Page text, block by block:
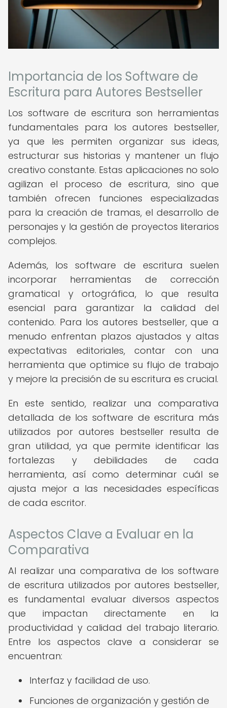
Importancia de los Software de
Escritura para Autores Bestseller
Los software de escritura son herramientas
fundamentales para los autores bestseller,
ya que les permiten organizar sus ideas,
estructurar sus historias y mantener un flujo
creativo constante. Estas aplicaciones no solo
agilizan el proceso de escritura, sino que
también ofrecen funciones especializadas
para la creación de tramas, el desarrollo de
personajes y la gestión de proyectos literarios
complejos.
Además, los software de escritura suelen
incorporar herramientas de corrección
gramatical y ortográfica, lo que resulta
esencial para garantizar la calidad del
contenido. Para los autores bestseller, que a
menudo enfrentan plazos ajustados y altas
expectativas editoriales, contar con una
herramienta que optimice su flujo de trabajo
y mejore la precisión de su escritura es crucial.
En este sentido, realizar una comparativa
detallada de los software de escritura más
utilizados por autores bestseller resulta de
gran utilidad, ya que permite identificar las
fortalezas y debilidades de cada
herramienta, así como determinar cuál se
ajusta mejor a las necesidades específicas
de cada escritor.
Aspectos Clave a Evaluar en la
Comparativa
Al realizar una comparativa de los software
de escritura utilizados por autores bestseller,
es fundamental evaluar diversos aspectos
que impactan directamente en la
productividad y calidad del trabajo literario.
Entre los aspectos clave a considerar se
encuentran:
Interfaz y facilidad de uso.
Funciones de organización y gestión de